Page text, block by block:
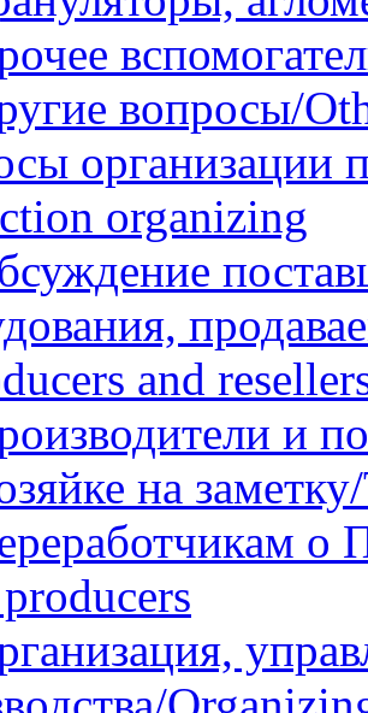
вопросы/
организации
organizing
and
и
на
о